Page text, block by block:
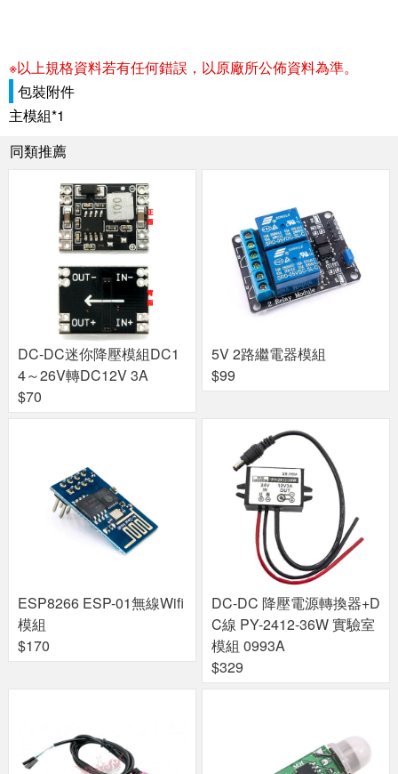
※以上規格資料若有任何錯誤，以原廠所公佈資料為準。
包裝附件
主模組*1
同類推薦
DC-DC迷你降壓模組DC1
4～26V轉DC12V 3A
$70
5V 2路繼電器模組
$99
ESP8266 ESP-01無線Wifi
模組
$170
DC-DC 降壓電源轉換器+D
C線 PY-2412-36W 實驗室
模組 0993A
$329